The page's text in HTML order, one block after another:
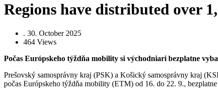
Regions have distributed over
. 30. October 2025
464 Views
Počas Európskeho týždňa mobility si východniari bezplatne
Prešovský samosprávny kraj (PSK) a Košický samosprávny kraj
počas Európskeho týždňa mobility (ETM) od 16. do 22. 9.,